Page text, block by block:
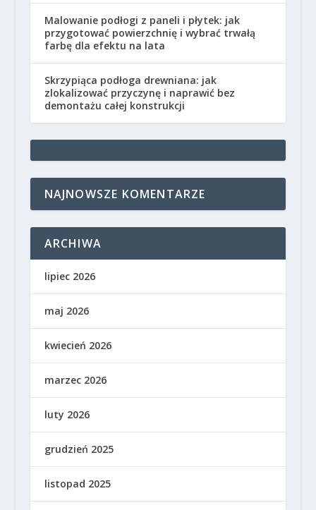
Malowanie podłogi z paneli i płytek: jak
przygotować powierzchnię i wybrać trwałą
farbę dla efektu na lata
Skrzypiąca podłoga drewniana: jak
zlokalizować przyczynę i naprawić bez
demontażu całej konstrukcji
NAJNOWSZE KOMENTARZE
ARCHIWA
lipiec 2026
maj 2026
kwiecień 2026
marzec 2026
luty 2026
grudzień 2025
listopad 2025